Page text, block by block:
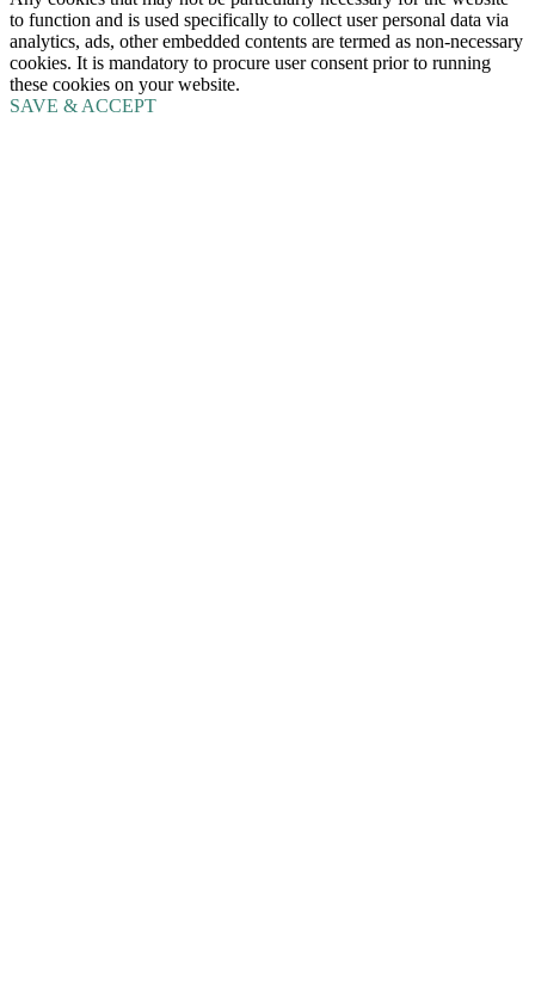
to function and is used specifically to collect user personal data via
analytics, ads, other embedded contents are termed as non-necessary
cookies. It is mandatory to procure user consent prior to running
these cookies on your website.
SAVE & ACCEPT